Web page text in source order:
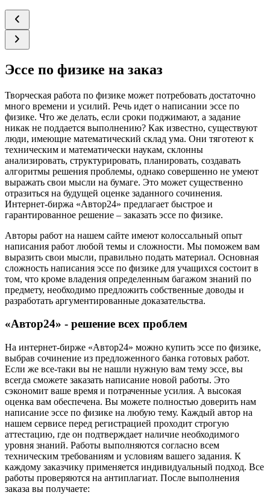
Эссе по физике на заказ
Творческая работа по физике может потребовать достаточно
много времени и усилий. Речь идет о написании эссе по
физике. Что же делать, если сроки поджимают, а задание
никак не поддается выполнению? Как известно, существуют
люди, имеющие математический склад ума. Они тяготеют к
техническим и математически наукам, склонны
анализировать, структурировать, планировать, создавать
алгоритмы решения проблемы, однако совершенно не умеют
выражать свои мысли на бумаге. Это может существенно
отразиться на будущей оценке заданного сочинения.
Интернет-биржа «Автор24» предлагает быстрое и
гарантированное решение – заказать эссе по физике.
Авторы работ на нашем сайте имеют колоссальный опыт
написания работ любой темы и сложности. Мы поможем вам
выразить свои мысли, правильно подать материал. Основная
сложность написания эссе по физике для учащихся состоит в
том, что кроме владения определенным багажом знаний по
предмету, необходимо предложить собственные доводы и
разработать аргументированные доказательства.
«Автор24» - решение всех проблем
На интернет-бирже «Автор24» можно купить эссе по физике,
выбрав сочинение из предложенного банка готовых работ.
Если же все-таки вы не нашли нужную вам тему эссе, вы
всегда сможете заказать написание новой работы. Это
сэкономит ваше время и потраченные усилия. А высокая
оценка вам обеспечена. Вы можете полностью доверить нам
написание эссе по физике на любую тему. Каждый автор на
нашем сервисе перед регистрацией проходит строгую
аттестацию, где он подтверждает наличие необходимого
уровня знаний. Работы выполняются согласно всем
техническим требованиям и условиям вашего задания. К
каждому заказчику применяется индивидуальный подход. Все
работы проверяются на антиплагиат. После выполнения
заказа вы получаете: